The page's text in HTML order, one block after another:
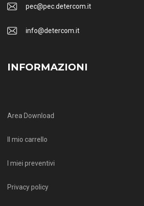
pec@pec.detercom.it
info@detercom.it
INFORMAZIONI
Area Download
Il mio carrello
I miei preventivi
Privacy policy